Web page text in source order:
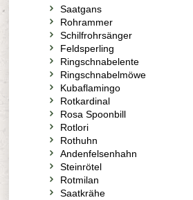
Saatgans
Rohrammer
Schilfrohrsänger
Feldsperling
Ringschnabelente
Ringschnabelmöwe
Kubaflamingo
Rotkardinal
Rosa Spoonbill
Rotlori
Rothuhn
Andenfelsenhahn
Steinrötel
Rotmilan
Saatkrähe